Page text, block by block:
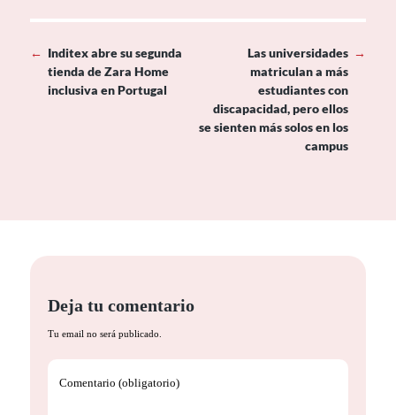
← Inditex abre su segunda
tienda de Zara Home
inclusiva en Portugal
Las universidades
matriculan a más
estudiantes con
discapacidad, pero ellos
se sienten más solos en los
campus
→
Deja tu comentario
Tu email no será publicado.
Comentario (obligatorio)